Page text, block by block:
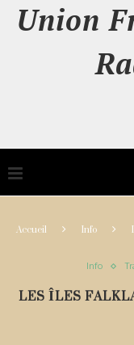
Union
Accueil Info
Info
LES ÎLES